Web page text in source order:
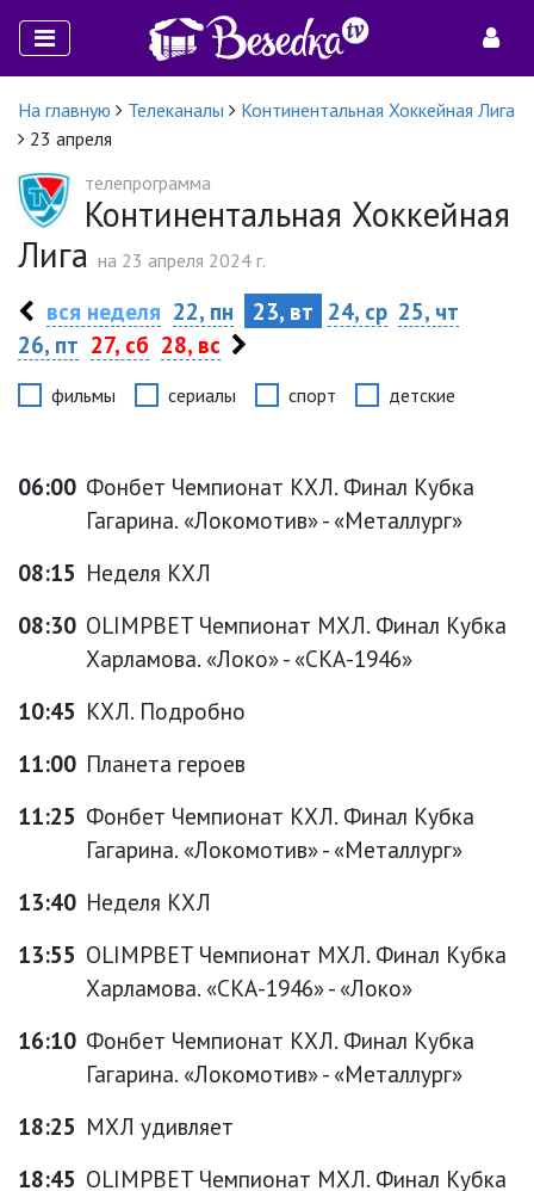
На главную Телеканалы
Континентальная Хоккейная Лига
23 апреля
телепрограмма
Континентальная Хоккейная
Лига на 23 апреля 2024 г.
вся неделя 22, пн 23, вт 24, ср 25, чт
26, пт 27, сб 28, вс
фильмы сериалы спорт детские
06:00 Фонбет Чемпионат КХЛ. Финал Кубка
Гагарина. «Локомотив» - «Металлург»
08:15 Неделя КХЛ
08:30 OLIMPBET Чемпионат МХЛ. Финал Кубка
Харламова. «Локо» - «СКА-1946»
10:45 КХЛ. Подробно
11:00 Планета героев
11:25 Фонбет Чемпионат КХЛ. Финал Кубка
Гагарина. «Локомотив» - «Металлург»
13:40 Неделя КХЛ
13:55 OLIMPBET Чемпионат МХЛ. Финал Кубка
Харламова. «СКА-1946» - «Локо»
16:10 Фонбет Чемпионат КХЛ. Финал Кубка
Гагарина. «Локомотив» - «Металлург»
18:25 МХЛ удивляет
18:45 OLIMPBET Чемпионат МХЛ. Финал Кубка